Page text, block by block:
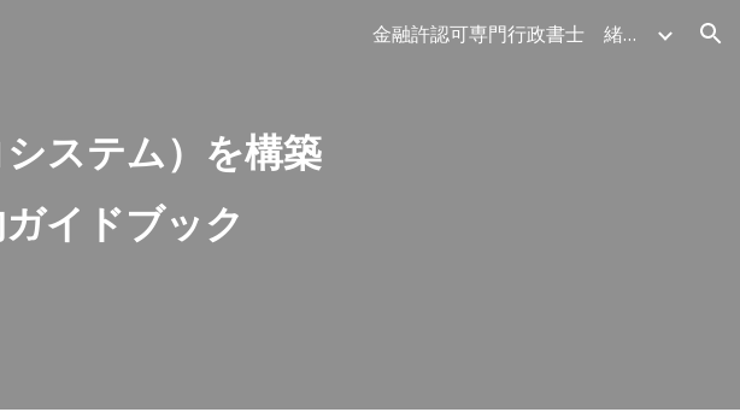
金融許認可専門行政書士 緒方法務事務所:
ステム）を構築
イドブック